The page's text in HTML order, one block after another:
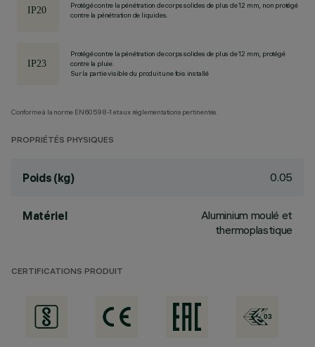
Protégé contre la pénétration de corps solides de plus de 12 mm, non protégé
contre la pénétration de liquides.
Protégé contre la pénétration de corps solides de plus de 12 mm, protégé
contre la pluie.
Sur la partie visible du produit une fois installé
Conforme à la norme EN60598-1 et aux réglementations pertinentes.
PROPRIÉTÉS PHYSIQUES
Poids (kg) 0.05
Matériel
Aluminium moulé et
thermoplastique
CERTIFICATIONS PRODUIT